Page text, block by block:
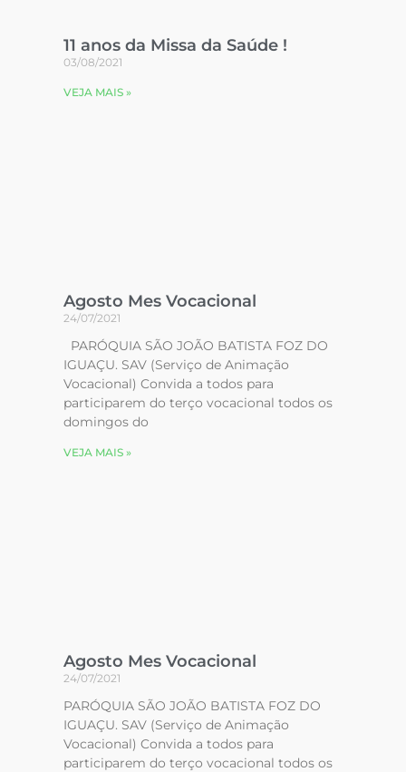
11 anos da Missa da Saúde !
03/08/2021
VEJA MAIS »
Agosto Mes Vocacional
24/07/2021
PARÓQUIA SÃO JOÃO BATISTA FOZ DO
IGUAÇU. SAV (Serviço de Animação
Vocacional) Convida a todos para
participarem do terço vocacional todos os
domingos do
VEJA MAIS »
Agosto Mes Vocacional
24/07/2021
PARÓQUIA SÃO JOÃO BATISTA FOZ DO
IGUAÇU. SAV (Serviço de Animação
Vocacional) Convida a todos para
participarem do terço vocacional todos os